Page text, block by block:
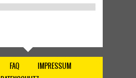
FAQ
IMPRESSUM